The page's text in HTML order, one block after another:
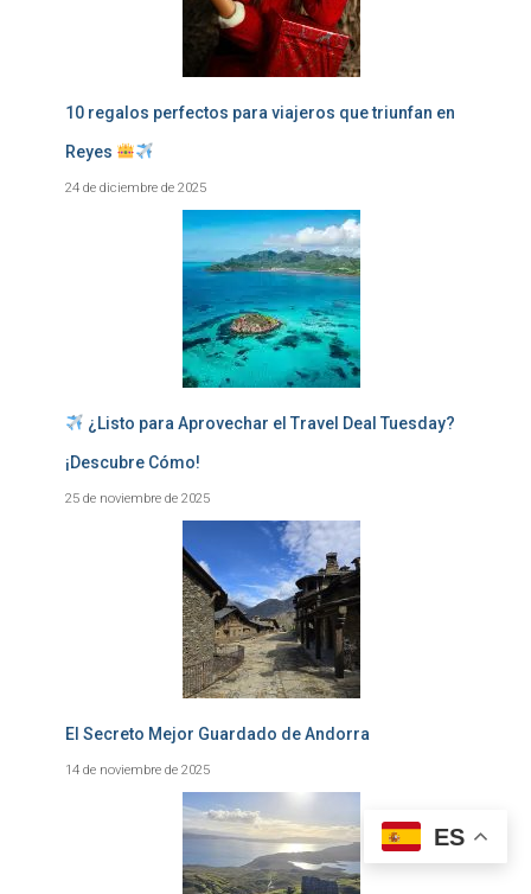
10 regalos perfectos para viajeros que triunfan en
Reyes
24 de diciembre de 2025
¿Listo para Aprovechar el Travel Deal Tuesday?
¡Descubre Cómo!
25 de noviembre de 2025
El Secreto Mejor Guardado de Andorra
14 de noviembre de 2025
ES